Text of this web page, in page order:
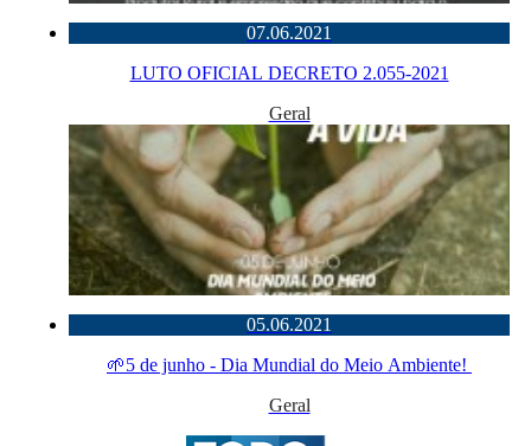
07.06.2021
LUTO OFICIAL DECRETO 2.055-2021
Geral
05.06.2021
🌱5 de junho - Dia Mundial do Meio Ambiente!
Geral